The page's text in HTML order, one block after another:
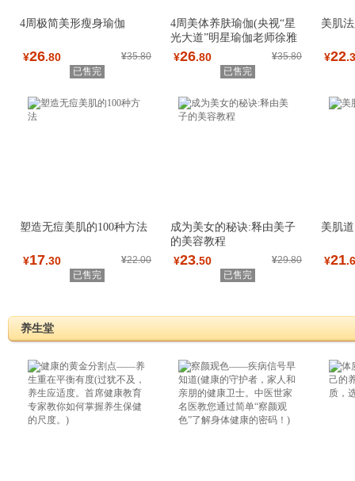
4周极简美形瘦身瑜伽
¥26.80 ¥35.80
已售完
4周美体养肤瑜伽(央视“星
光大道”明星瑜伽老师徐雅
荷的美人生理
¥26.80 ¥35.80
已售完
美肌
¥22
塑造无痘美肌的100种方法
¥17.30 ¥22.00
已售完
成为美女的秘诀:释由美子
的美容教程
¥23.50 ¥29.80
已售完
美肌道
¥21
养生堂